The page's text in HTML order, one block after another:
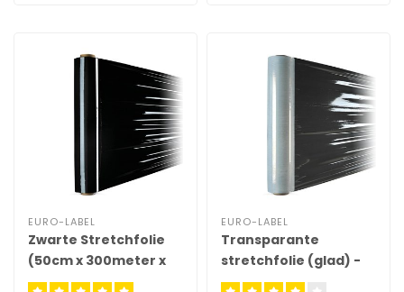
EURO-LABEL
Zwarte Stretchfolie
(50cm x 300meter x
23µ)
EURO-LABEL
Transparante
stretchfolie (glad) -
(50cm x 300meter x